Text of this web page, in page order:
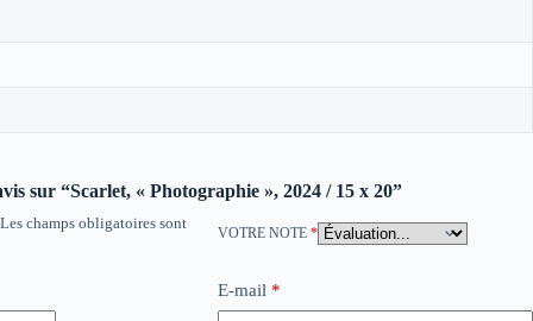
sur “Scarlet, « Photographie », 2024 / 15 x 20”
Les champs obligatoires sont
VOTRE NOTE *
E-mail *